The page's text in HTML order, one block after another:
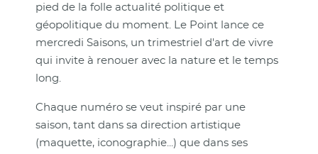
pied de la folle actualité politique et
géopolitique du moment. Le Point lance ce
mercredi Saisons, un trimestriel d'art de vivre
qui invite à renouer avec la nature et le temps
long.
Chaque numéro se veut inspiré par une
saison, tant dans sa direction artistique
(maquette, iconographie...) que dans ses